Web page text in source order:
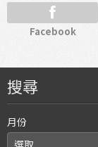
Facebook
搜尋
月份